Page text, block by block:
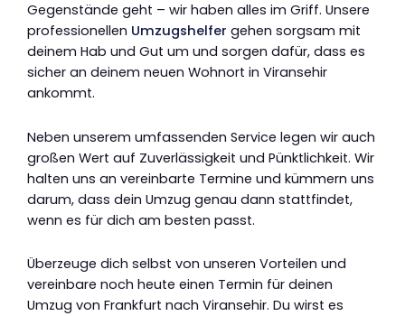
Gegenstände geht – wir haben alles im Griff. Unsere
professionellen Umzugshelfer gehen sorgsam mit
deinem Hab und Gut um und sorgen dafür, dass es
sicher an deinem neuen Wohnort in Viransehir
ankommt.
Neben unserem umfassenden Service legen wir auch
großen Wert auf Zuverlässigkeit und Pünktlichkeit. Wir
halten uns an vereinbarte Termine und kümmern uns
darum, dass dein Umzug genau dann stattfindet,
wenn es für dich am besten passt.
Überzeuge dich selbst von unseren Vorteilen und
vereinbare noch heute einen Termin für deinen
Umzug von Frankfurt nach Viransehir. Du wirst es